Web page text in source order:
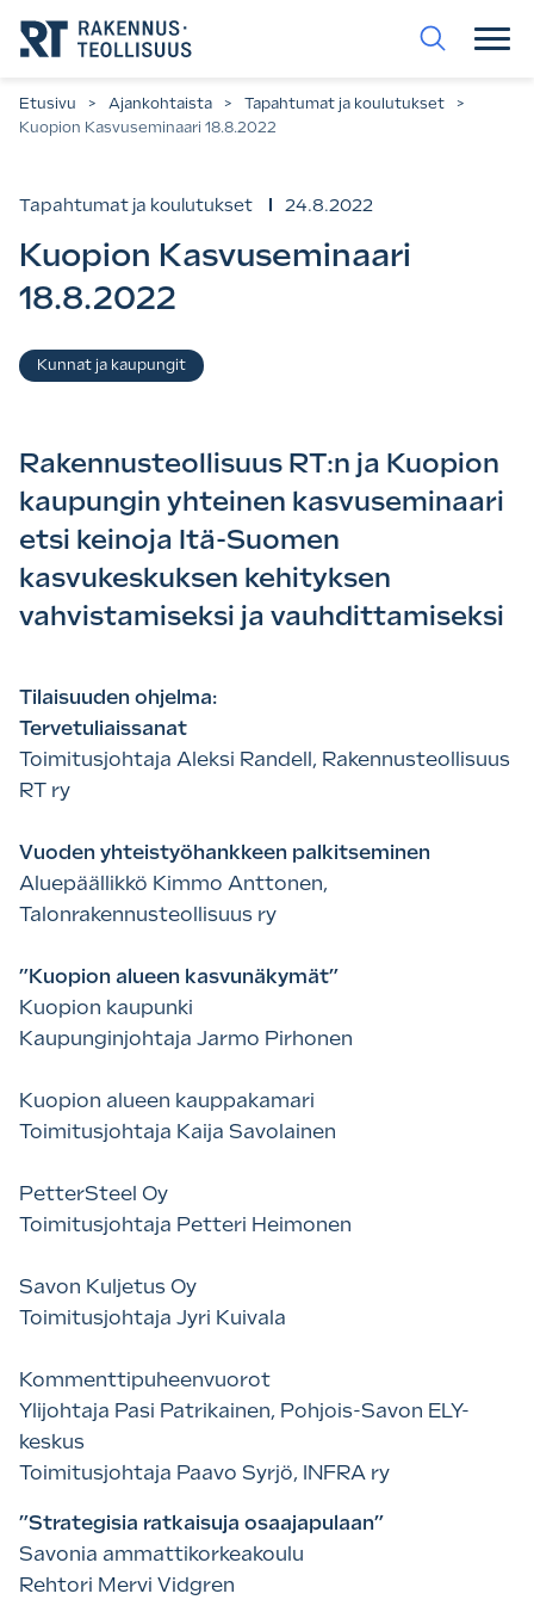
suoraan
sisältöön.
Etusivu > Ajankohtaista > Tapahtumat ja koulutukset
>
Kuopion Kasvuseminaari 18.8.2022
Tapahtumat ja koulutukset 24.8.2022
Kuopion Kasvuseminaari
18.8.2022
Asiasanat
Kunnat ja kaupungit
Rakennusteollisuus RT:n ja Kuopion
kaupungin yhteinen kasvuseminaari
etsi keinoja Itä-Suomen
kasvukeskuksen kehityksen
vahvistamiseksi ja vauhdittamiseksi
Tilaisuuden ohjelma:
Tervetuliaissanat
Toimitusjohtaja Aleksi Randell, Rakennusteollisuus
RT ry
Vuoden yhteistyöhankkeen palkitseminen
Aluepäällikkö Kimmo Anttonen,
Talonrakennusteollisuus ry
”Kuopion alueen kasvunäkymät”
Kuopion kaupunki
Kaupunginjohtaja Jarmo Pirhonen
Kuopion alueen kauppakamari
Toimitusjohtaja Kaija Savolainen
PetterSteel Oy
Toimitusjohtaja Petteri Heimonen
Savon Kuljetus Oy
Toimitusjohtaja Jyri Kuivala
Kommenttipuheenvuorot
Ylijohtaja Pasi Patrikainen, Pohjois-Savon ELY-
keskus
Toimitusjohtaja Paavo Syrjö, INFRA ry
”Strategisia ratkaisuja osaajapulaan”
Savonia ammattikorkeakoulu
Rehtori Mervi Vidgren